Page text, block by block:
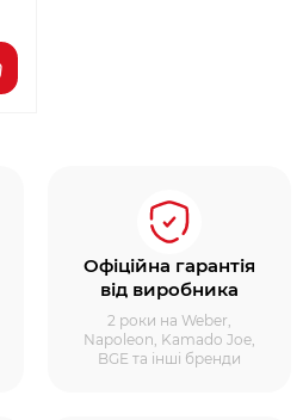
Офіційна гарантія
від виробника
2 роки на Weber,
Napoleon, Kamado Joe,
BGE та інші бренди